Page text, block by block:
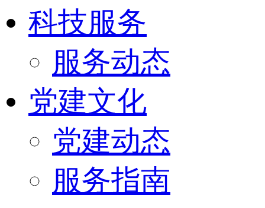
科技服务
服务动态
党建文化
党建动态
服务指南